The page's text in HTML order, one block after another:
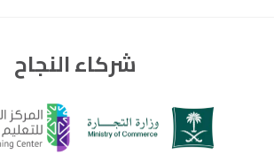
شركاء النجاح